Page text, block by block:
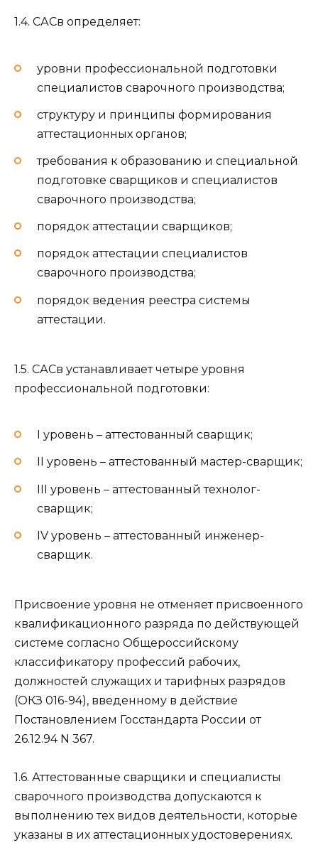
1.4. САСв определяет:
уровни профессиональной подготовки
специалистов сварочного производства;
структуру и принципы формирования
аттестационных органов;
требования к образованию и специальной
подготовке сварщиков и специалистов
сварочного производства;
порядок аттестации сварщиков;
порядок аттестации специалистов
сварочного производства;
порядок ведения реестра системы
аттестации.
1.5. САСв устанавливает четыре уровня
профессиональной подготовки:
I уровень – аттестованный сварщик;
II уровень – аттестованный мастер-сварщик;
III уровень – аттестованный технолог-
сварщик;
IV уровень – аттестованный инженер-
сварщик.
Присвоение уровня не отменяет присвоенного
квалификационного разряда по действующей
системе согласно Общероссийскому
классификатору профессий рабочих,
должностей служащих и тарифных разрядов
(ОКЗ 016-94), введенному в действие
Постановлением Госстандарта России от
26.12.94 N 367.
1.6. Аттестованные сварщики и специалисты
сварочного производства допускаются к
выполнению тех видов деятельности, которые
указаны в их аттестационных удостоверениях.